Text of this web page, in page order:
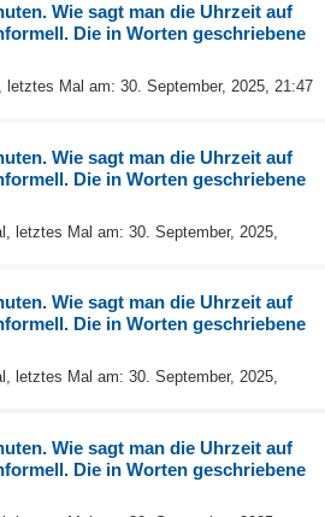
Wie sagt man die Uhrzeit auf
Die in Worten geschriebene
letztes Mal am: 30. September, 2025, 21:47
Wie sagt man die Uhrzeit auf
Die in Worten geschriebene
letztes Mal am: 30. September, 2025,
Wie sagt man die Uhrzeit auf
Die in Worten geschriebene
letztes Mal am: 30. September, 2025,
Wie sagt man die Uhrzeit auf
Die in Worten geschriebene